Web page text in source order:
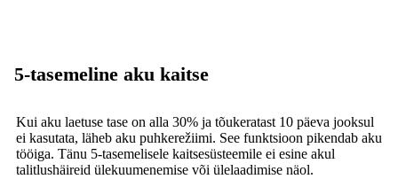
5-tasemeline aku kaitse
Kui aku laetuse tase on alla 30% ja tõukeratast 10 päeva jooksul
ei kasutata, läheb aku puhkerežiimi. See funktsioon pikendab aku
tööiga. Tänu 5-tasemelisele kaitsesüsteemile ei esine akul
talitlushäireid ülekuumenemise või ülelaadimise näol.